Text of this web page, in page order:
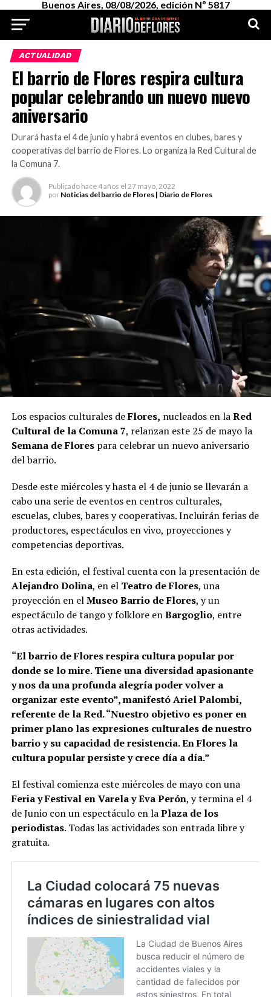
Buenos Aires, 08/08/2026, edición Nº 5817
ACTUALIDAD
El barrio de Flores respira cultura
popular celebrando un nuevo nuevo
aniversario
Durará hasta el 4 de junio y habrá eventos en clubes, bares y
cooperativas del barrio de Flores. Lo organiza la Red Cultural de
la Comuna 7.
Publicado hace 4 años el 27 mayo, 2022
por Noticias del barrio de Flores | Diario de Flores
Los espacios culturales deFlores, nucleados en laRed
Cultural de la Comuna 7, relanzan este 25 de mayo la
Semana de Florespara celebrar un nuevo aniversario
del barrio.
Desde este miércoles y hasta el 4 de junio se llevarán a
cabo una serie de eventos en centros culturales,
escuelas, clubes, bares y cooperativas. Incluirán ferias de
productores, espectáculos en vivo, proyecciones y
competencias deportivas.
En esta edición, el festival cuenta con la presentación de
Alejandro Dolina, en elTeatro de Flores, una
proyección en elMuseo Barrio de Flores, y un
espectáculo de tango y folklore enBargoglio, entre
otras actividades.
“El barrio de Flores respira cultura popular por
donde se lo mire. Tiene una diversidad apasionante
y nos da una profunda alegría poder volver a
organizar este evento”, manifestó Ariel Palombi,
referente de la Red. “Nuestro objetivo es poner en
primer plano las expresiones culturales de nuestro
barrio y su capacidad de resistencia. En Flores la
cultura popular persiste y crece día a día.”
El festival comienza este miércoles de mayo con una
Feria y Festival en Varela y Eva Perón, y termina el 4
de Junio con un espectáculo en laPlaza de los
periodistas. Todas las actividades son entrada libre y
gratuita.